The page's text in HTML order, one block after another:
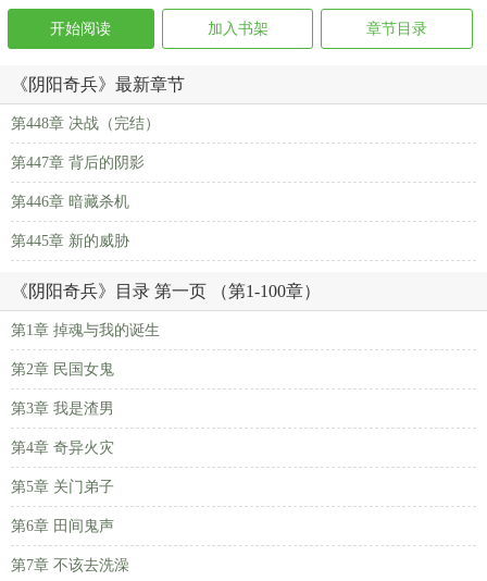
开始阅读 加入书架 章节目录
《阴阳奇兵》最新章节
第448章 决战（完结）
第447章 背后的阴影
第446章 暗藏杀机
第445章 新的威胁
《阴阳奇兵》目录 第一页 （第1-100章）
第1章 掉魂与我的诞生
第2章 民国女鬼
第3章 我是渣男
第4章 奇异火灾
第5章 关门弟子
第6章 田间鬼声
第7章 不该去洗澡